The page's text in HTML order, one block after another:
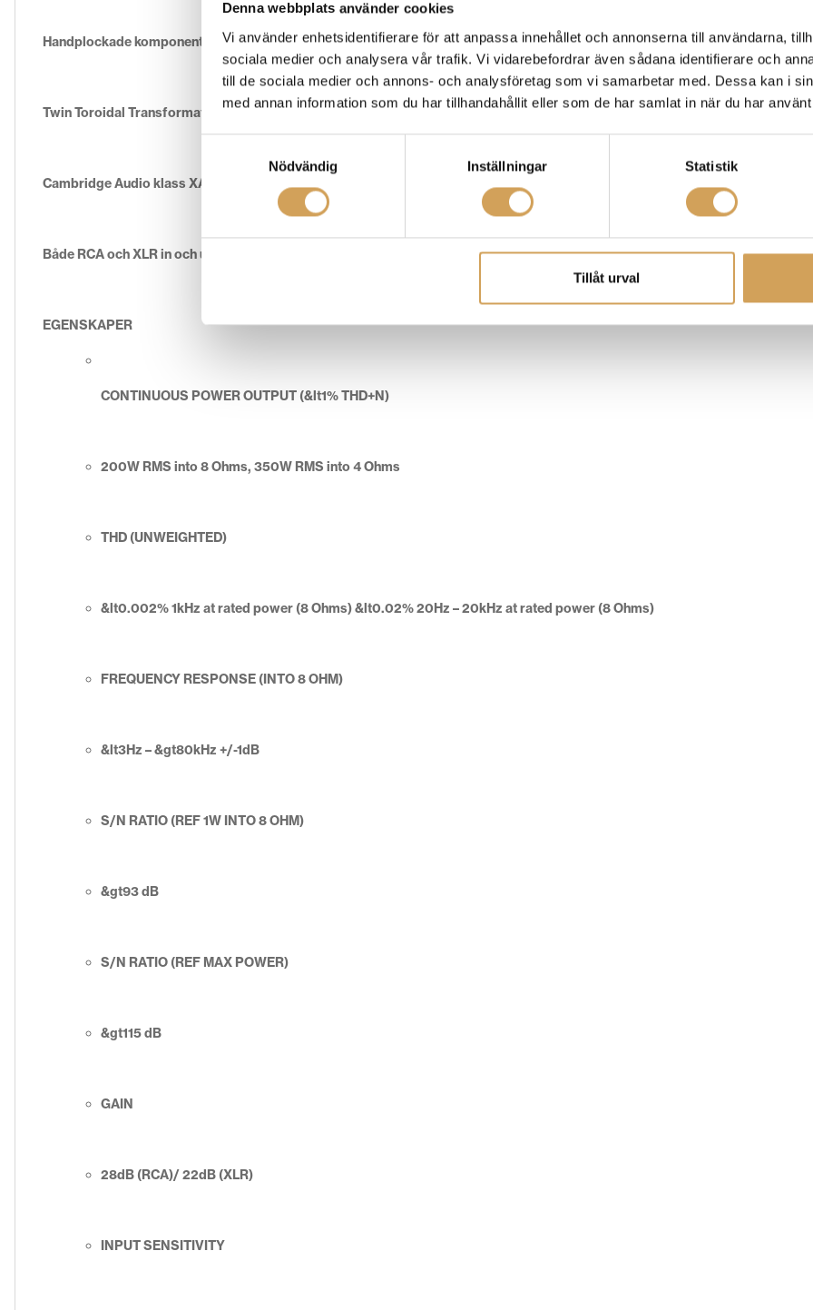
Denna webbplats använder cookies
Vi använder enhetsidentifierare för att anpassa innehållet och annonserna till användarna,
sociala medier och analysera vår trafik. Vi vidarebefordrar även sådana identifierare och
till de sociala medier och annons- och analysföretag som vi samarbetar med. Dessa kan i
med annan information som du har tillhandahållit eller som de har samlat in när du har
Nödvändig
Inställningar Statistik
Tillåt urval
Handplockade komponenter – timmar med lyssnande för att bara välja de som låter bäst.
Twin Toroidal Transformator – enorma kraftreserver för jämn kraft.
Cambridge Audio klass XA-förstärkning – ingen hörbar delningsförvrängning.
Både RCA och XLR in och utgångar.
EGENSKAPER
CONTINUOUS POWER OUTPUT (&lt1% THD+N)
200W RMS into 8 Ohms, 350W RMS into 4 Ohms
THD (UNWEIGHTED)
&lt0.002% 1kHz at rated power (8 Ohms) &lt0.02% 20Hz – 20kHz at rated power (8 Ohms)
FREQUENCY RESPONSE (INTO 8 OHM)
&lt3Hz – &gt80kHz +/-1dB
S/N RATIO (REF 1W INTO 8 OHM)
&gt93 dB
S/N RATIO (REF MAX POWER)
&gt115 dB
GAIN
28dB (RCA)/ 22dB (XLR)
INPUT SENSITIVITY